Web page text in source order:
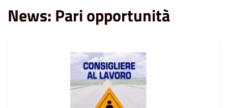
News: Pari opportunità